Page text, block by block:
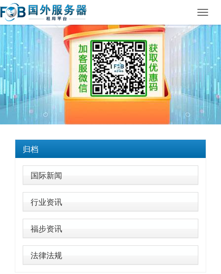
归档
国际新闻
行业资讯
福步资讯
法律法规